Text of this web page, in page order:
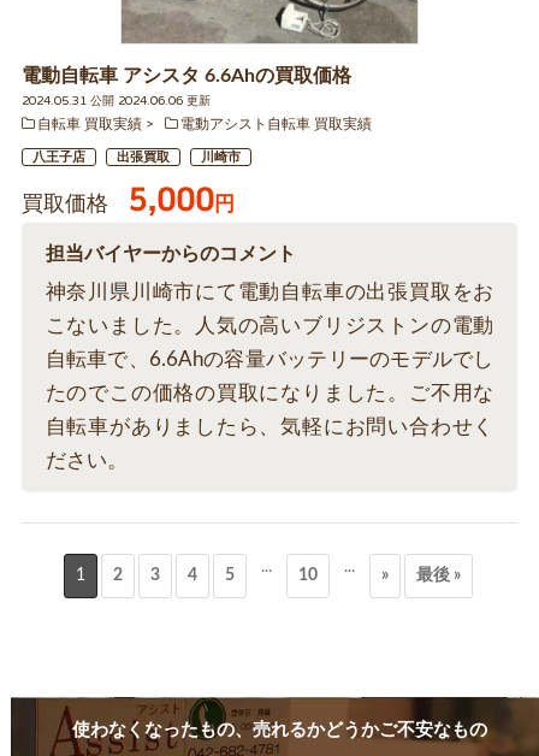
電動自転車 アシスタ 6.6Ahの買取価格
2024.05.31 公開 2024.06.06 更新
自転車 買取実績
電動アシスト自転車 買取実績
八王子店 出張買取 川崎市
買取価格 5,000円
担当バイヤーからのコメント
神奈川県川崎市にて電動自転車の出張買取をお
こないました。人気の高いブリジストンの電動
自転車で、6.6Ahの容量バッテリーのモデルでし
たのでこの価格の買取になりました。ご不用な
自転車がありましたら、気軽にお問い合わせく
ださい。
1 2 3 4 5 ... 10 ... » 最後 »
使わなくなったもの、売れるかどうかご不安なもの